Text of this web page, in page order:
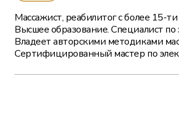
Массажист, реабилитог с более 15-
Высшее образование. Специалист по
Владеет авторскими методиками
Сертифицированный мастер по